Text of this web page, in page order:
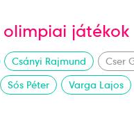
olimpiai játékok
Csányi Rajmund
Cser
Sós Péter Varga Lajos